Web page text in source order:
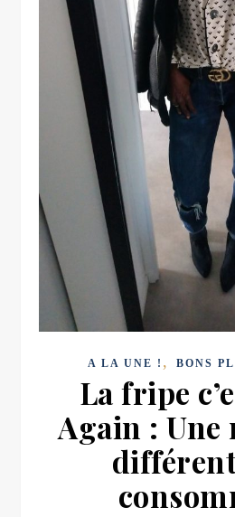
A LA UNE ! , BONS
La fripe
Again : Une